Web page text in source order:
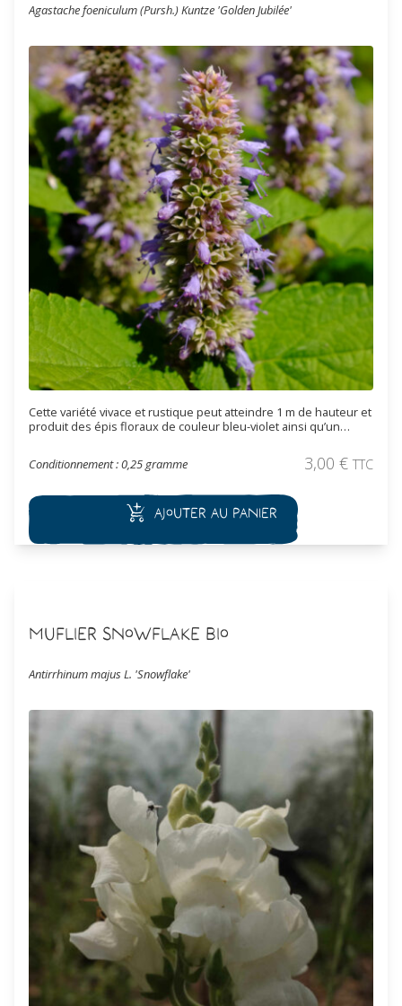
Agastache foeniculum (Pursh.) Kuntze 'Golden Jubilée'
Cette variété vivace et rustique peut atteindre 1 m de hauteur et
produit des épis floraux de couleur bleu-violet ainsi qu’un
comme aromatique. Les feuilles sont utilisées en tisane ou en
condiment. Elle peut être utilisée en massif ou en rocaille.
Conditionnement : 0,25 gramme 3,00 € TTC
Ajouter au panier
Muflier Snowflake Bio
Antirrhinum majus L. 'Snowflake'